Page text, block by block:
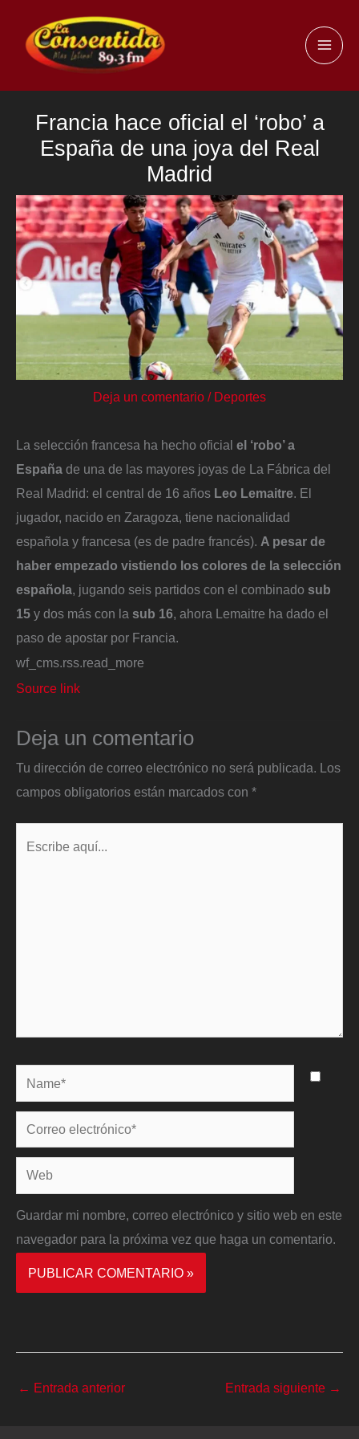
contenido
Francia hace oficial el ‘robo’ a
España de una joya del Real
Madrid
Deja un comentario / Deportes
La selección francesa ha hecho oficial el ‘robo’ a
España de una de las mayores joyas de La Fábrica del
Real Madrid: el central de 16 años Leo Lemaitre. El
jugador, nacido en Zaragoza, tiene nacionalidad
española y francesa (es de padre francés). A pesar de
haber empezado vistiendo los colores de la selección
española, jugando seis partidos con el combinado sub
15 y dos más con la sub 16, ahora Lemaitre ha dado el
paso de apostar por Francia.
wf_cms.rss.read_more
Source link
Deja un comentario
Tu dirección de correo electrónico no será publicada. Los
campos obligatorios están marcados con *
Name*
Correo
electrónico*
Web
Guardar mi nombre, correo electrónico y sitio web en este
navegador para la próxima vez que haga un comentario.
← Entrada anterior Entrada siguiente →